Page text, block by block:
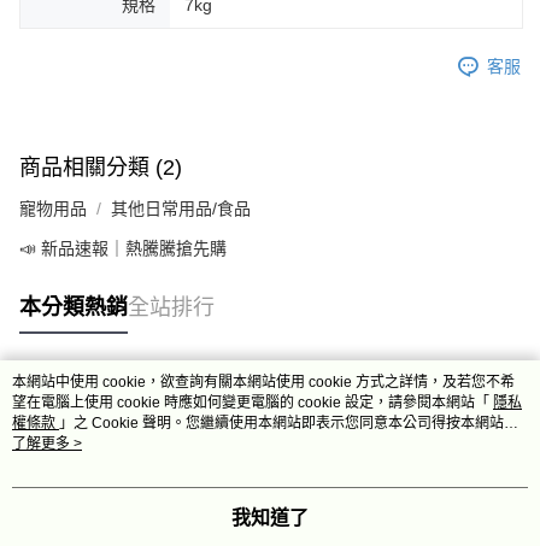
規格 7kg
客服
商品相關分類 (2)
寵物用品 其他日常用品/食品
📣 新品速報｜熱騰騰搶先購
本分類熱銷全站排行
熱門標籤
本網站中使用 cookie，欲查詢有關本網站使用 cookie 方式之詳情，及若您不希
望在電腦上使用 cookie 時應如何變更電腦的 cookie 設定，請參閱本網站「 隱私
權條款 」之 Cookie 聲明。您繼續使用本網站即表示您同意本公司得按本網站使
用條款之 Cookie 聲明使用 cookie。
了解更多 >
我知道了